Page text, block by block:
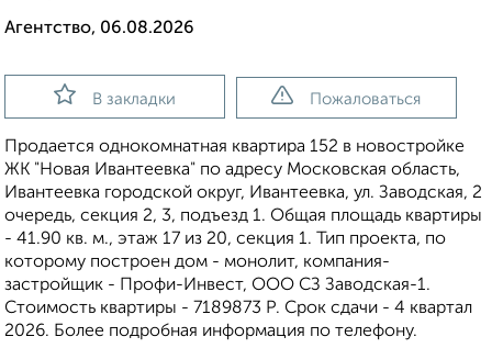
Агентство, 06.08.2026
В закладки Пожаловаться
Продается однокомнатная квартира 152 в новостройке
ЖК "Новая Ивантеевка" по адресу Московская область,
Ивантеевка городской округ, Ивантеевка, ул. Заводская, 2
очередь, секция 2, 3, подъезд 1. Общая площадь квартиры
- 41.90 кв. м., этаж 17 из 20, секция 1. Тип проекта, по
которому построен дом - монолит, компания-
застройщик - Профи-Инвест, ООО СЗ Заводская-1.
Стоимость квартиры - 7189873 Р. Срок сдачи - 4 квартал
2026. Более подробная информация по телефону.